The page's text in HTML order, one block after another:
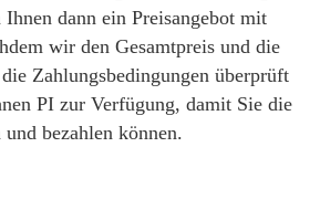
dann ein Preisangebot mit
wir den Gesamtpreis und die
Zahlungsbedingungen überprüft
PI zur Verfügung, damit Sie die
bezahlen können.